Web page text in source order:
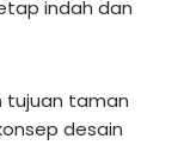
indah dan
tujuan taman
desain